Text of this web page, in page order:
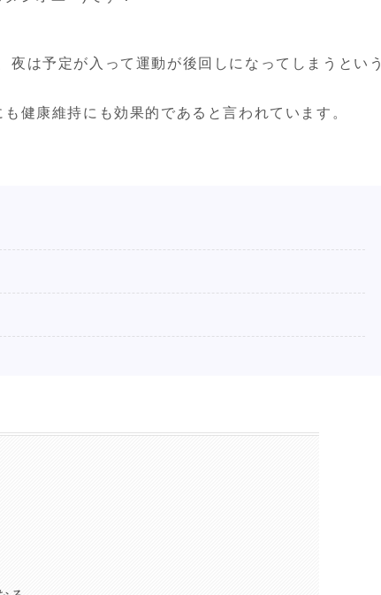
は予定が入って運動が後回しになってしまうという
健康維持にも効果的であると言われています。